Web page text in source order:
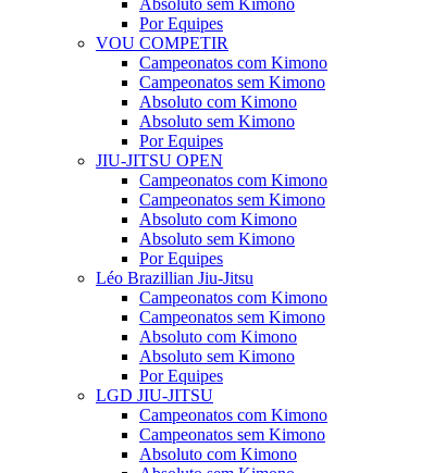
Absoluto sem Kimono
Por Equipes
VOU COMPETIR
Campeonatos com Kimono
Campeonatos sem Kimono
Absoluto com Kimono
Absoluto sem Kimono
Por Equipes
JIU-JITSU OPEN
Campeonatos com Kimono
Campeonatos sem Kimono
Absoluto com Kimono
Absoluto sem Kimono
Por Equipes
Léo Brazillian Jiu-Jitsu
Campeonatos com Kimono
Campeonatos sem Kimono
Absoluto com Kimono
Absoluto sem Kimono
Por Equipes
LGD JIU-JITSU
Campeonatos com Kimono
Campeonatos sem Kimono
Absoluto com Kimono